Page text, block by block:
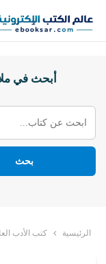
أبحث في
بحث
الرئيسية كتب الأدب